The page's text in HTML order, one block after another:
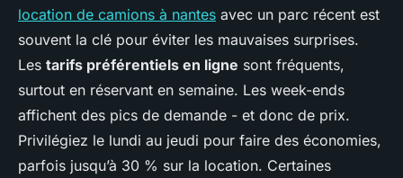
location de camions à nantes avec un parc récent est
souvent la clé pour éviter les mauvaises surprises.
Les tarifs préférentiels en ligne sont fréquents,
surtout en réservant en semaine. Les week-ends
affichent des pics de demande - et donc de prix.
Privilégiez le lundi au jeudi pour faire des économies,
parfois jusqu’à 30 % sur la location. Certaines